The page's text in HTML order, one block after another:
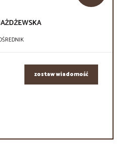
zostaw wiadomość